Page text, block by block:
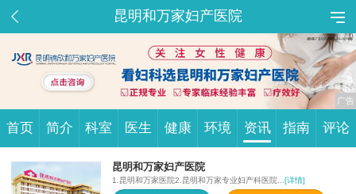
昆明和万家妇产医院
首页 简介 科室 医生 健康 环境 资讯 指南 评论
昆明和万家妇产医院
1.昆明和万家医院2.昆明和万家专业妇产科医院... [详情]